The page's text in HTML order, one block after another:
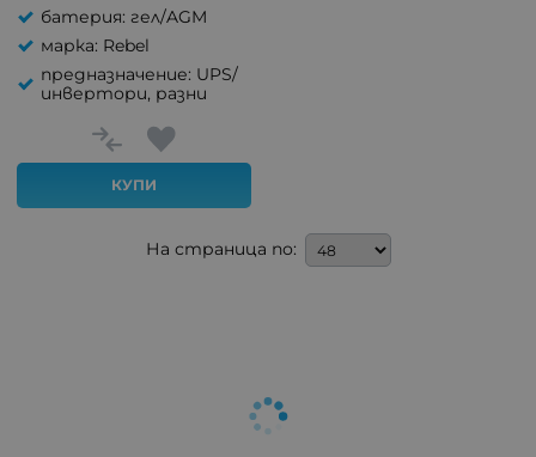
батерия: гел/AGM
марка: Rebel
предназначение: UPS/
инвертори, разни
КУПИ
На страница по: